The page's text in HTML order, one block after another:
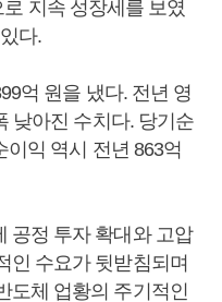
지속 성장세를 보였
다.
억 원을 냈다. 전년 영
낮아진 수치다. 당기순
이익 역시 전년 863억
공정 투자 확대와 고압
인 수요가 뒷받침되며
도체 업황의 주기적인